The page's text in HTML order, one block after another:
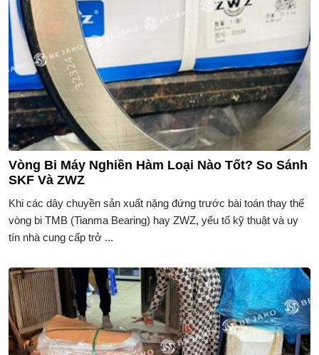
Vòng Bi Máy Nghiền Hàm Loại Nào Tốt? So Sánh
SKF Và ZWZ
Khi các dây chuyền sản xuất nặng đứng trước bài toán thay thế
vòng bi TMB (Tianma Bearing) hay ZWZ, yếu tố kỹ thuật và uy
tín nhà cung cấp trở ...